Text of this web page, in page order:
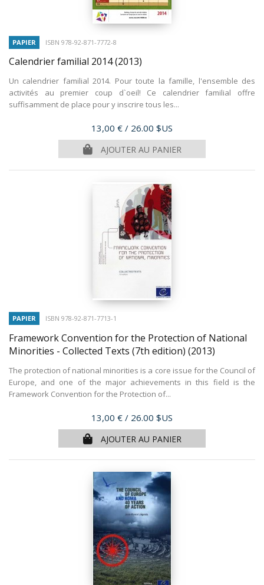
PAPIER ISBN 978-92-871-7772-8
Calendrier familial 2014(2013)
Un calendrier familial 2014. Pour toute la famille, l'ensemble des
activités au premier coup d`oeil! Ce calendrier familial offre
suffisamment de place pour y inscrire tous les...
Prix
13,00 € / 26.00 $US
AJOUTER AU PANIER
PAPIER ISBN 978-92-871-7713-1
Framework Convention for the Protection of National
Minorities - Collected Texts (7th edition) (2013)
The protection of national minorities is a core issue for the Council of
Europe, and one of the major achievements in this field is the
Framework Convention for the Protection of...
Prix
13,00 € / 26.00 $US
AJOUTER AU PANIER